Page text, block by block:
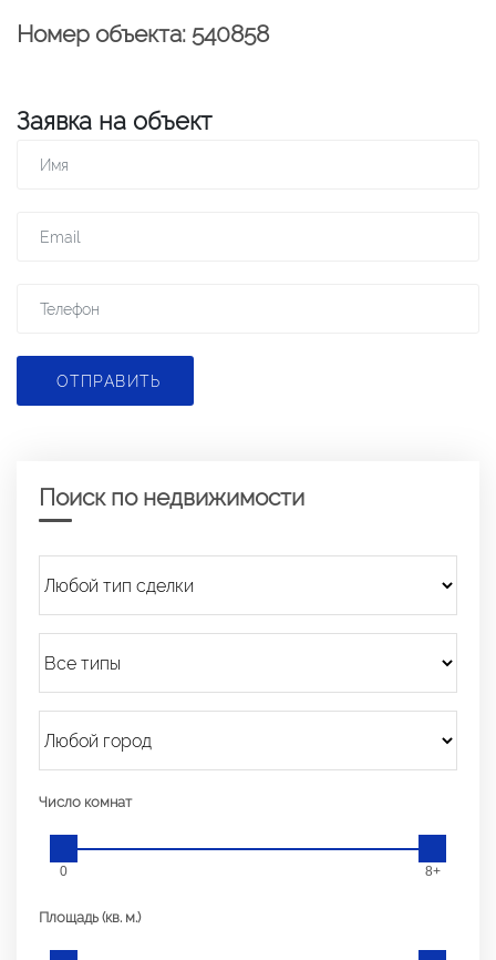
Номер объекта: 540858
Заявка на объект
ОТПРАВИТЬ
Поиск по недвижимости
Число комнат
0 8+
Площадь (кв. м.)